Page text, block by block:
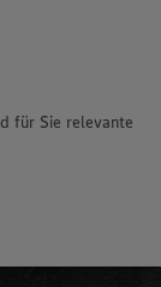
für Sie relevante